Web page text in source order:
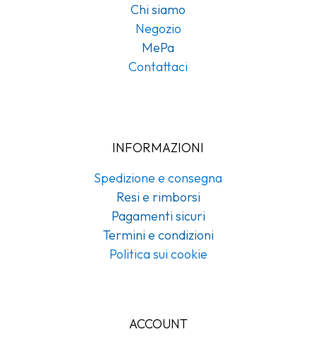
Chi siamo
Negozio
MePa
Contattaci
INFORMAZIONI
Spedizione e consegna
Resi e rimborsi
Pagamenti sicuri
Termini e condizioni
Politica sui cookie
ACCOUNT